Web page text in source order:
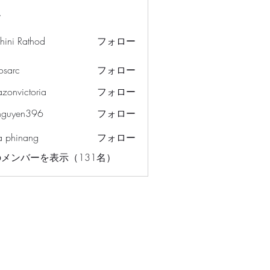
Rathod フォロー
フォロー
フォロー
フォロー
phinang
フォロー
ンバーを表示（131名）